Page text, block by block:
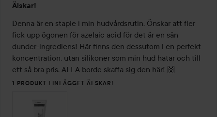
5
av
5
Älskar!
Denna är en staple i min hudvårdsrutin. Önskar att fler
fick upp ögonen för azelaic acid för det är en sån
dunder-ingrediens! Här finns den dessutom i en perfekt
koncentration, utan silikoner som min hud hatar och till
ett så bra pris. ALLA borde skaffa sig den här! 🙌
1 PRODUKT I INLÄGGET ÄLSKAR!